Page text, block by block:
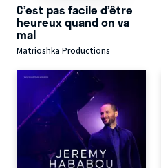
C’est pas facile d’être
heureux quand on va
mal
Matrioshka Productions